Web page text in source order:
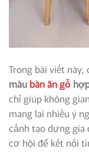
Trong bài viết
màu bàn ăn gỗ
chỉ giúp không
mang lại nhiều ý
cảnh tạo dựng
cơ hội để kết nối